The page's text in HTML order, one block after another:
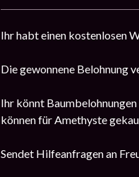
Ihr habt einen kostenlosen
Die gewonnene Belohnung
Ihr könnt
können für Amethyste
Sendet Hilfeanfragen an